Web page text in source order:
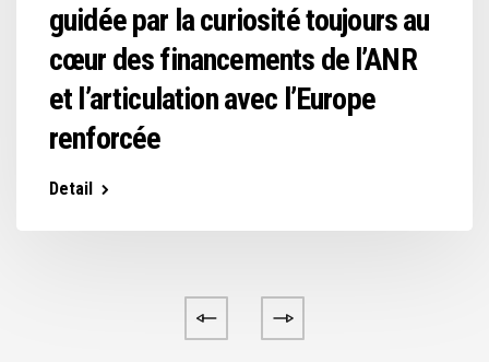
guidée par la curiosité toujours au
cœur des financements de l’ANR
et l’articulation avec l’Europe
renforcée
Detail